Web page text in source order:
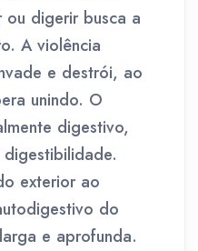
ou digerir busca a
A violência
e destrói, ao
unindo. O
digestivo,
exterior ao
do
e aprofunda.